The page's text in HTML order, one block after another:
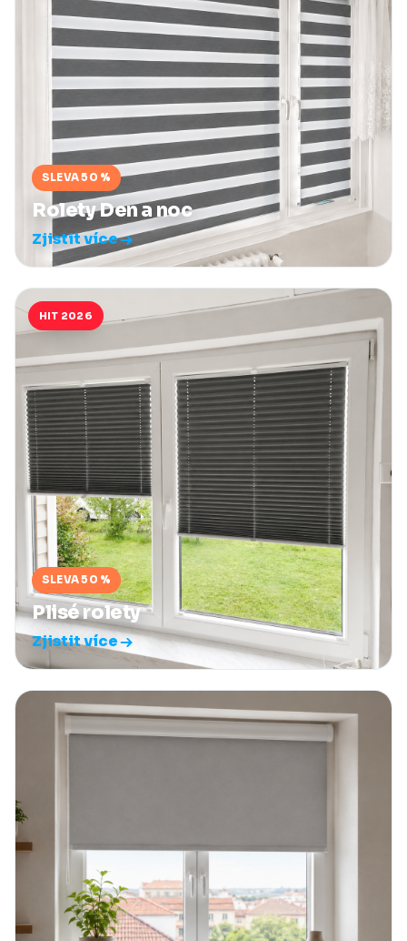
SLEVA 50 %
Rolety Den a noc
Zjistit více
HIT 2026
SLEVA 50 %
Plisé rolety
Zjistit více